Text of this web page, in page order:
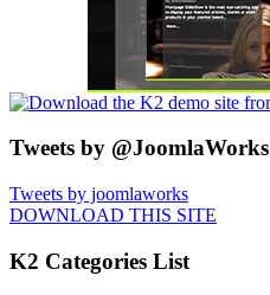
Tweets by @JoomlaWorks
Tweets by joomlaworks
DOWNLOAD THIS SITE
K2 Categories List